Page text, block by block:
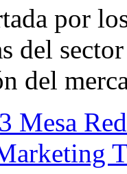
por
del
del
Mesa